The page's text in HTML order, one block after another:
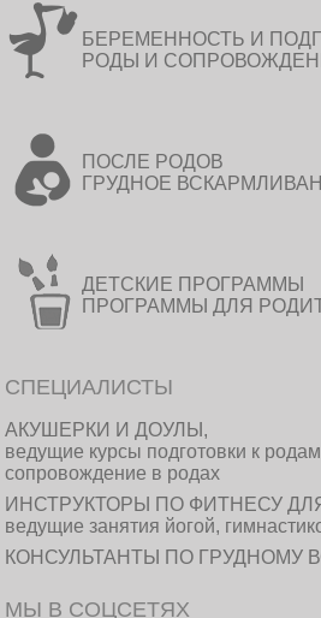
БЕРЕМЕННОСТЬ И
РОДЫ И
ПОСЛЕ РОДОВ
ГРУДНОЕ
ДЕТСКИЕ ПРОГРАММЫ
ПРОГРАММЫ ДЛЯ
СПЕЦИАЛИСТЫ
АКУШЕРКИ И ДОУЛЫ,
ведущие курсы подготовки к
сопровождение в родах
ИНСТРУКТОРЫ ПО ФИТНЕСУ
ведущие занятия йогой,
КОНСУЛЬТАНТЫ ПО ГРУДНОМУ
МЫ В СОЦСЕТЯХ